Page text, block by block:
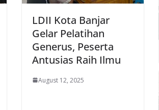
LDII Kota Banjar
Gelar Pelatihan
Generus, Peserta
Antusias Raih Ilmu
August 12, 2025